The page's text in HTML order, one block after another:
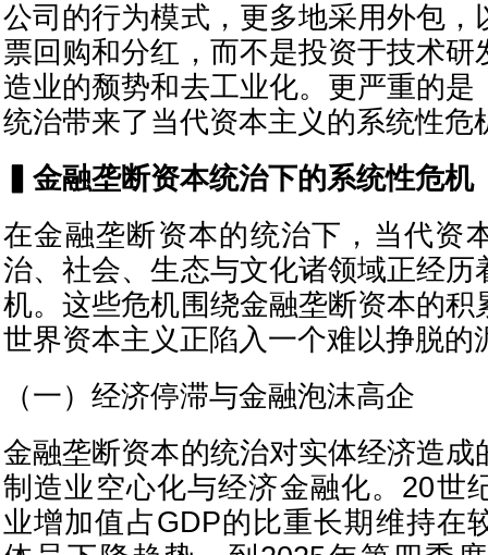
公司的行为模式，更多地采用外包，
票回购和分红，而不是投资于技术研
造业的颓势和去工业化。更严重的是
统治带来了当代资本主义的系统性危
金融垄断资本统治下的系统性危机
在金融垄断资本的统治下，当代资
治、社会、生态与文化诸领域正经历
机。这些危机围绕金融垄断资本的积
世界资本主义正陷入一个难以挣脱的
（一）经济停滞与金融泡沫高企
金融垄断资本的统治对实体经济造成
制造业空心化与经济金融化。20世
业增加值占GDP的比重长期维持在